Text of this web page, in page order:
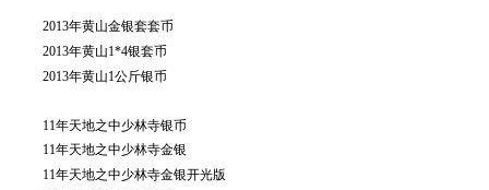
2013年黄山金银套套币
2013年黄山1*4银套币
2013年黄山1公斤银币
11年天地之中少林寺银币
11年天地之中少林寺金银
11年天地之中少林寺金银开光版